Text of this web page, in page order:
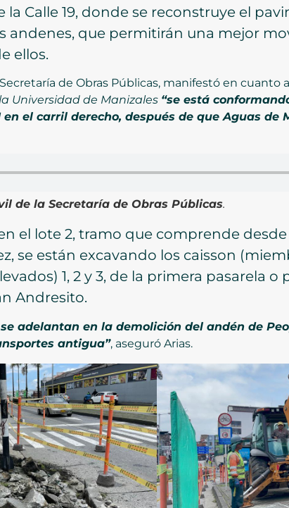
Calle 19, donde se reconstruye el
andenes, que permitirán una mejor
ellos.
de Obras Públicas, manifestó en cuanto
Universidad de Manizales “se está
en el carril derecho, después de que Aguas
de la Secretaría de Obras Públicas.
el lote 2, tramo que comprende
se están excavando los caisson
1, 2 y 3, de la primera pasarela o
Andresito.
adelantan en la demolición del andén de
antigua”, aseguró Arias.